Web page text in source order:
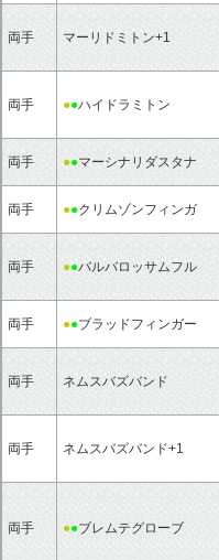
両手 マーリドミトン+1
両手 ●●ハイドラミトン
両手 ●●マーシナリダスタナ
両手 ●●クリムゾンフィンガ
両手 ●●バルバロッサムフル
両手 ●●ブラッドフィンガー
両手 ネムスバズバンド
両手 ネムスバズバンド+1
両手 ●●ブレムテグローブ